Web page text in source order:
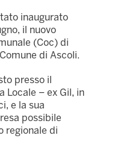
inaugurato
il nuovo
(Coc) di
di Ascoli.
presso il
Locale – ex Gil, in
e la sua
possibile
regionale di